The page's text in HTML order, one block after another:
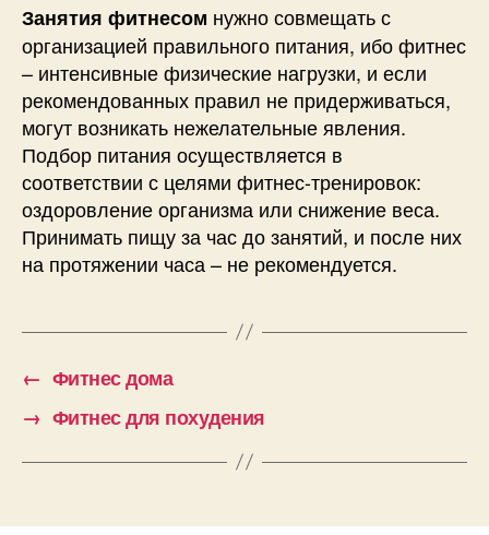
Занятия фитнесом нужно совмещать с
организацией правильного питания, ибо фитнес
– интенсивные физические нагрузки, и если
рекомендованных правил не придерживаться,
могут возникать нежелательные явления.
Подбор питания осуществляется в
соответствии с целями фитнес-тренировок:
оздоровление организма или снижение веса.
Принимать пищу за час до занятий, и после них
на протяжении часа – не рекомендуется.
← Фитнес дома
→ Фитнес для похудения